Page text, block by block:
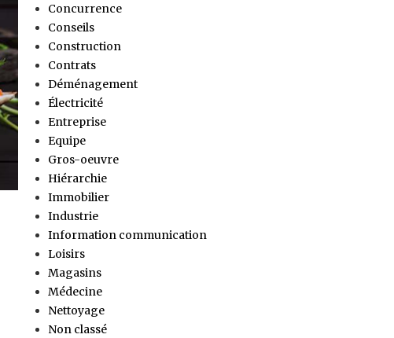
Concurrence
Conseils
Construction
Contrats
Déménagement
Électricité
Entreprise
Equipe
Gros-oeuvre
Hiérarchie
Immobilier
Industrie
Information communication
Loisirs
Magasins
Médecine
Nettoyage
Non classé